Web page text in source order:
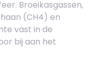
Broeikasgassen,
(CH4) en
vast in de
bij aan het